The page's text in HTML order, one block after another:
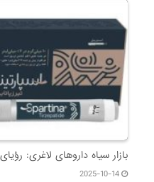
بازار سیاه داروهای لاغری:
2025-10-14